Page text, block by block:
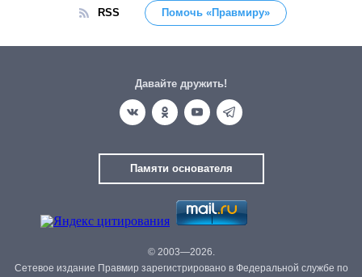
RSS Помочь «Правмиру»
Давайте дружить!
Памяти основателя
© 2003—2026.
Сетевое издание Правмир зарегистрировано в Федеральной службе по